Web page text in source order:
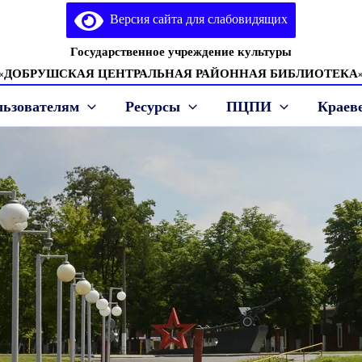
Версия сайта для слабовидящих
Государственное учреждение культуры
ЦЕНТРАЛЬНАЯ РАЙОННАЯ
Ресурсы ПЦПИ